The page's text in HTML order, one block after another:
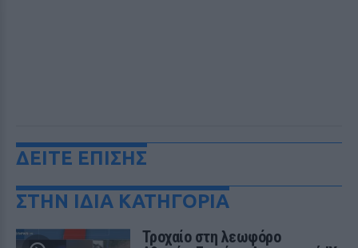
ΔΕΙΤΕ ΕΠΙΣΗΣ
ΣΤΗΝ ΙΔΙΑ ΚΑΤΗΓΟΡΙΑ
Τροχαίο στη λεωφόρο